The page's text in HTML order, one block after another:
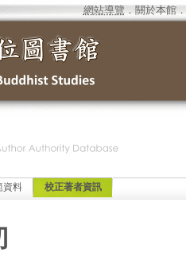
網站導覽 ． 關於本館．
資料 校正著者資訊